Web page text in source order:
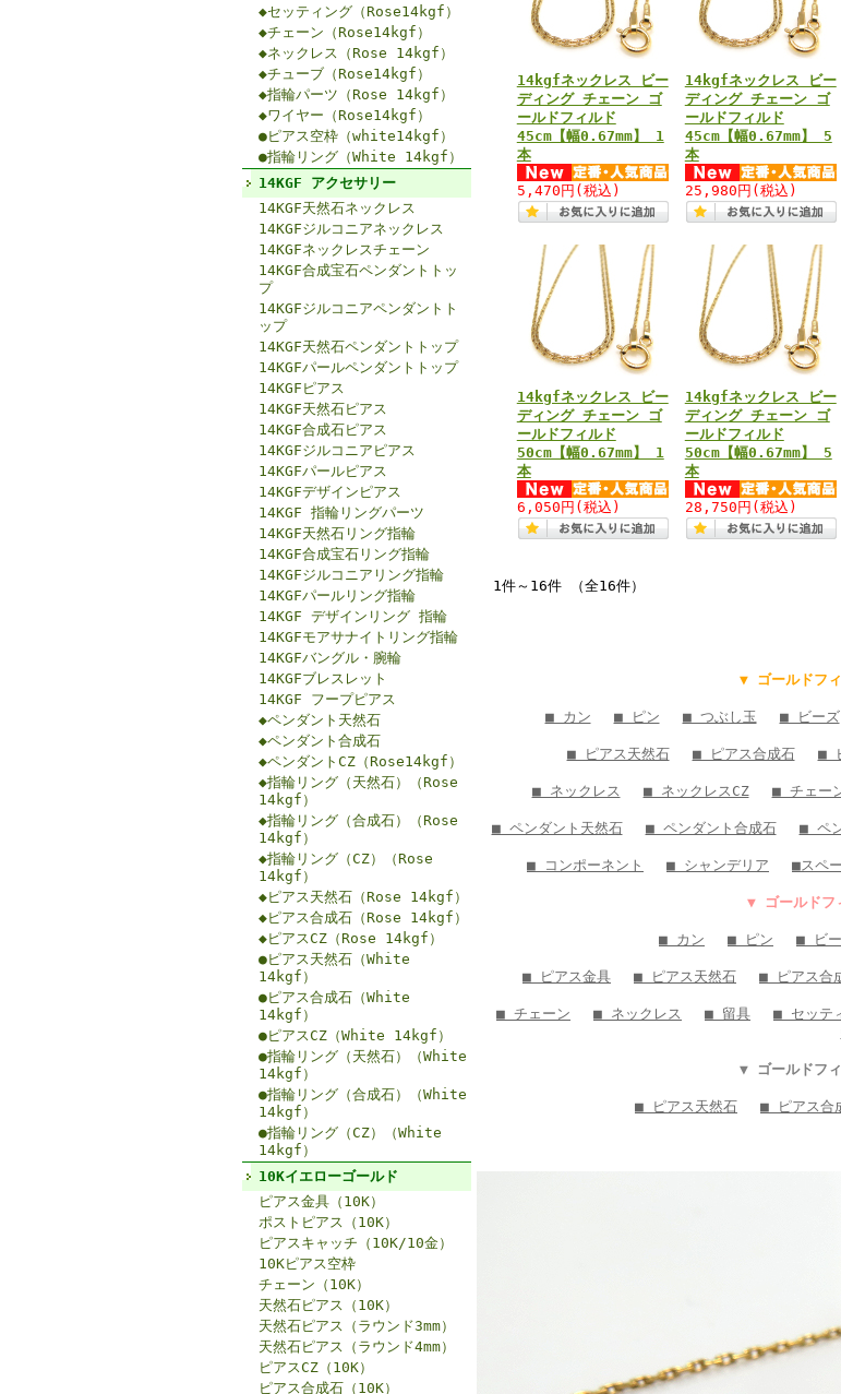
◆セッティング（Rose14kgf）
◆チェーン（Rose14kgf）
◆ネックレス（Rose 14kgf）
◆チューブ（Rose14kgf）
◆指輪パーツ（Rose 14kgf）
◆ワイヤー（Rose14kgf）
●ピアス空枠（white14kgf）
●指輪リング（White 14kgf）
14KGF アクセサリー
14KGF天然石ネックレス
14KGFジルコニアネックレス
14KGFネックレスチェーン
14KGF合成宝石ペンダントトッ
プ
14KGFジルコニアペンダントト
ップ
14KGF天然石ペンダントトップ
14KGFパールペンダントトップ
14KGFピアス
14KGF天然石ピアス
14KGF合成石ピアス
14KGFジルコニアピアス
14KGFパールピアス
14KGFデザインピアス
14KGF 指輪リングパーツ
14KGF天然石リング指輪
14KGF合成宝石リング指輪
14KGFジルコニアリング指輪
14KGFパールリング指輪
14KGF デザインリング 指輪
14KGFモアサナイトリング指輪
14KGFバングル・腕輪
14KGFブレスレット
14KGF フープピアス
◆ペンダント天然石
◆ペンダント合成石
◆ペンダントCZ（Rose14kgf）
◆指輪リング（天然石）（Rose
14kgf）
◆指輪リング（合成石）（Rose
14kgf）
◆指輪リング（CZ）（Rose
14kgf）
◆ピアス天然石（Rose 14kgf）
◆ピアス合成石（Rose 14kgf）
◆ピアスCZ（Rose 14kgf）
●ピアス天然石（White
14kgf）
●ピアス合成石（White
14kgf）
●ピアスCZ（White 14kgf）
●指輪リング（天然石）（White
14kgf）
●指輪リング（合成石）（White
14kgf）
●指輪リング（CZ）（White
14kgf）
10Kイエローゴールド
ピアス金具（10K）
ポストピアス（10K）
ピアスキャッチ（10K/10金）
10Kピアス空枠
チェーン（10K）
天然石ピアス（10K）
天然石ピアス（ラウンド3mm）
天然石ピアス（ラウンド4mm）
ピアスCZ（10K）
ピアス合成石（10K）
14kgfネックレス ビー
ディング チェーン ゴ
ールドフィルド
45cm【幅0.67mm】 1
本
5,470円 (税込)
14kgfネックレス ビー
ディング チェーン ゴ
ールドフィルド
45cm【幅0.67mm】 5
本
25,980円 (税込)
14kgfネックレス ビー
ディング チェーン ゴ
ールドフィルド
50cm【幅0.67mm】 1
本
6,050円 (税込)
14kgfネックレス ビー
ディング チェーン ゴ
ールドフィルド
50cm【幅0.67mm】 5
本
28,750円 (税込)
1件～16件 （全16件）
▼ ゴールドフィ
■ カン ■ ピン ■ つぶし玉 ■ ビーズ
■ ピアス天然石 ■ ピアス合成石 ■
■ ネックレス ■ ネックレスCZ ■ チェー
■ ペンダント天然石 ■ ペンダント合成石 ■ ペ
■ コンポーネント ■ シャンデリア ■スペ
▼ ゴールドフ
■ カン ■ ピン ■ ビ
■ ピアス金具 ■ ピアス天然石 ■ ピアス合
■ チェーン ■ ネックレス ■ 留具 ■ セッテ
▼ ゴールドフィ
■ ピアス天然石 ■ ピアス合